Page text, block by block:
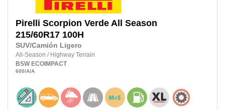
Pirelli Scorpion Verde All Season
215/60R17 100H
SUV/Camión Ligero
All-Season / Highway Terrain
BSW ECOIMPACT
600/A/A